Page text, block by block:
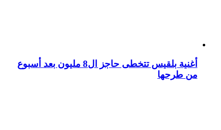
أغنية بلقيس تتخطى حاجز ال8 مليون بعد أسبوع
من طرحها